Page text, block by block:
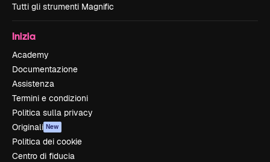
Tutti gli strumenti Magnific
Inizia
Academy
Documentazione
Assistenza
Termini e condizioni
Politica sulla privacy
Originali New
Politica dei cookie
Centro di fiducia